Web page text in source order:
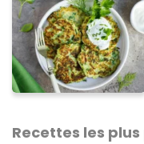
Recettes les